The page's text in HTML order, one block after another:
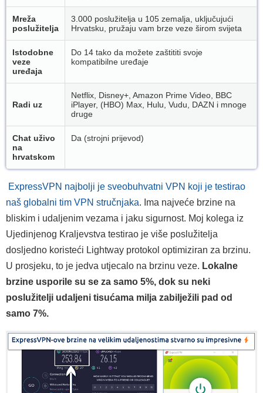
Mreža
poslužitelja
3.000 poslužitelja u 105 zemalja, uključujući
Hrvatsku, pružaju vam brze veze širom svijeta
Istodobne
veze
uređaja
Do 14 tako da možete zaštititi svoje
kompatibilne uređaje
Radi uz
Netflix, Disney+, Amazon Prime Video, BBC
iPlayer, (HBO) Max, Hulu, Vudu, DAZN i mnoge
druge
Chat uživo
na
hrvatskom
Da (strojni prijevod)
ExpressVPN najbolji je sveobuhvatni VPN koji je testirao
naš globalni tim VPN stručnjaka. Ima najveće brzine na
bliskim i udaljenim vezama i jaku sigurnost. Moj kolega iz
Ujedinjenog Kraljevstva testirao je više poslužitelja
dosljedno koristeći Lightway protokol optimiziran za brzinu.
U prosjeku, to je jedva utjecalo na brzinu veze. Lokalne
brzine usporile su se za samo 5%, dok su neki
poslužitelji udaljeni tisućama milja zabilježili pad od
samo 7%.